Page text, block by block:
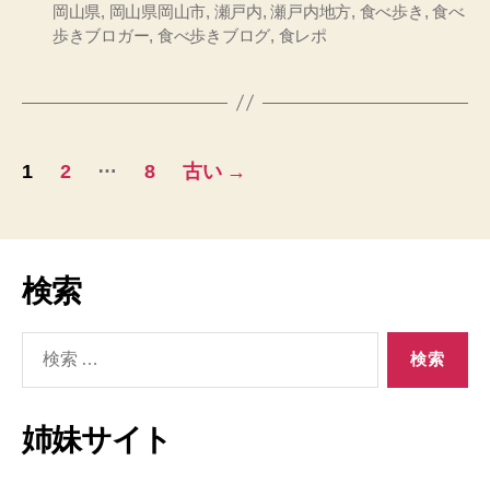
岡山県, 岡山県岡山市, 瀬戸内,瀬戸内地方, 食べ歩き ,食べ
歩きブロガー, 食べ歩きブログ, 食レポ
投
の
ペ
ー
ジ
送
り
1 2 … 8 古い →
検索
象:
姉妹サイト